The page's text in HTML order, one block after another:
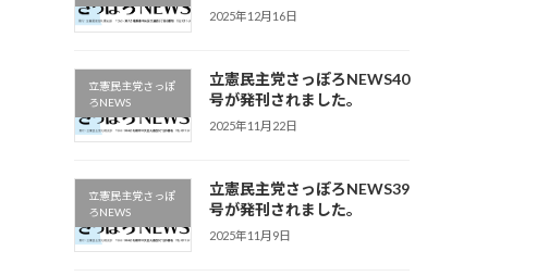
2025年12月16日
立憲民主党さっぽ
ろNEWS
立憲民主党さっぽろNEWS40
号が発刊されました。
2025年11月22日
立憲民主党さっぽ
ろNEWS
立憲民主党さっぽろNEWS39
号が発刊されました。
2025年11月9日